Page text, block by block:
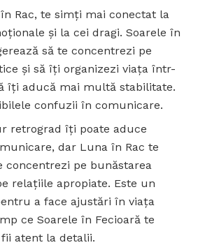
Rac, te simți mai conectat la
și la cei dragi. Soarele în
să te concentrezi pe
și să îți organizezi viața într-
îți aducă mai multă stabilitate.
confuzii în comunicare.
retrograd îți poate aduce
dar Luna în Rac te
concentrezi pe bunăstarea
relațiile apropiate. Este un
a face ajustări în viața
ce Soarele în Fecioară te
atent la detalii.